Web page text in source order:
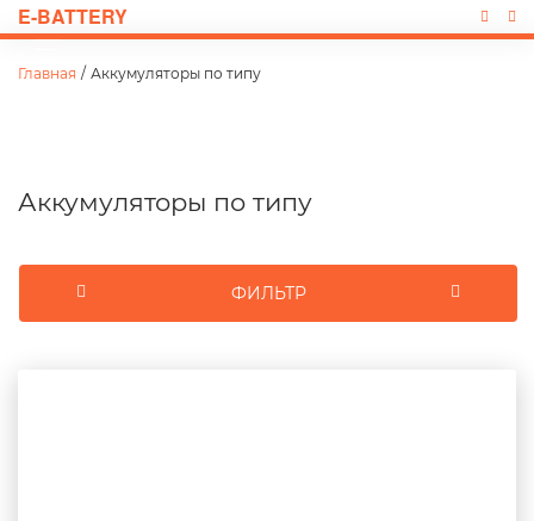
E-BATTERY
Главная / Аккумуляторы по типу
Аккумуляторы по типу
ФИЛЬТР